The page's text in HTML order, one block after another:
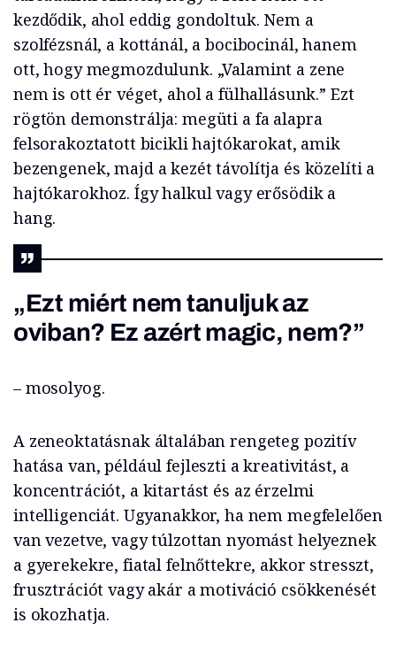
kezdődik, ahol eddig gondoltuk. Nem a
szolfézsnál, a kottánál, a bocibocinál, hanem
ott, hogy megmozdulunk. „Valamint a zene
nem is ott ér véget, ahol a fülhallásunk.” Ezt
rögtön demonstrálja: megüti a fa alapra
felsorakoztatott bicikli hajtókarokat, amik
bezengenek, majd a kezét távolítja és közelíti a
hajtókarokhoz. Így halkul vagy erősödik a
hang.
„Ezt miért nem tanuljuk az
oviban? Ez azért magic, nem?”
– mosolyog.
A zeneoktatásnak általában rengeteg pozitív
hatása van, például fejleszti a kreativitást, a
koncentrációt, a kitartást és az érzelmi
intelligenciát. Ugyanakkor, ha nem megfelelően
van vezetve, vagy túlzottan nyomást helyeznek
a gyerekekre, fiatal felnőttekre, akkor stresszt,
frusztrációt vagy akár a motiváció csökkenését
is okozhatja.